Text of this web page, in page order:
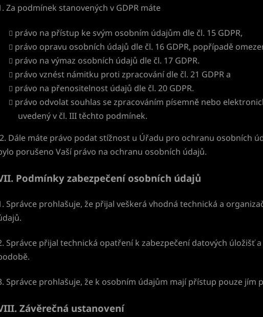
Za podmínek stanovených v GDPR máte
právo na přístup ke svým osobním údajům dle čl. 15 GDPR,
právo opravu osobních údajů dle čl. 16 GDPR, popřípadě
právo na výmaz osobních údajů dle čl. 17 GDPR.
právo vznést námitku proti zpracování dle čl. 21 GDPR a
právo na přenositelnost údajů dle čl. 20 GDPR.
právo odvolat souhlas se zpracováním písemně nebo
uvedený v čl. III těchto podmínek.
2. Dále máte právo podat stížnost u Úřadu pro ochranu osobních
porušeno Vaší právo na ochranu osobních údajů.
Podmínky zabezpečení osobních údajů
Správce prohlašuje, že přijal veškerá vhodná technická a
Správce přijal technická opatření k zabezpečení datových úložišť
Správce prohlašuje, že k osobním údajům mají přístup pouze jím
Závěrečná ustanovení